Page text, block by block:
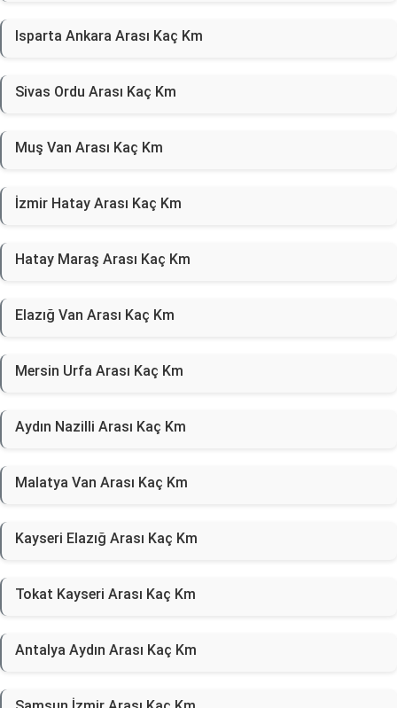
Isparta Ankara Arası Kaç Km
Sivas Ordu Arası Kaç Km
Muş Van Arası Kaç Km
İzmir Hatay Arası Kaç Km
Hatay Maraş Arası Kaç Km
Elazığ Van Arası Kaç Km
Mersin Urfa Arası Kaç Km
Aydın Nazilli Arası Kaç Km
Malatya Van Arası Kaç Km
Kayseri Elazığ Arası Kaç Km
Tokat Kayseri Arası Kaç Km
Antalya Aydın Arası Kaç Km